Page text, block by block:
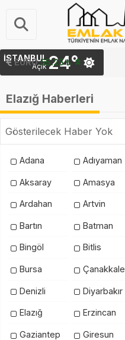
EURO 55.25 ₺
İSTANBUL
Açık24°
Elazığ Haberleri
Gösterilecek Haber Yok
Adana Adıyaman
Aksaray Amasya
Ardahan Artvin
Bartın Batman
Bingöl Bitlis
Bursa Çanakkale
Denizli Diyarbakır
Elazığ Erzincan
Gaziantep Giresun